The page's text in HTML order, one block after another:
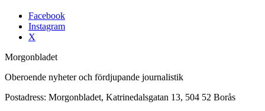
Facebook
Instagram
X
Morgonbladet
Oberoende nyheter och fördjupande journalistik
Postadress: Morgonbladet, Katrinedalsgatan 13, 504 52 Borås